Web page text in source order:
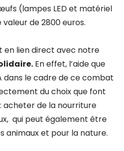
(lampes LED et matériel
de 2800 euros.
lien direct avec notre
En effet, l’aide que
dans le cadre de ce combat
du choix que font
acheter de la nourriture
qui peut également être
animaux et pour la nature.